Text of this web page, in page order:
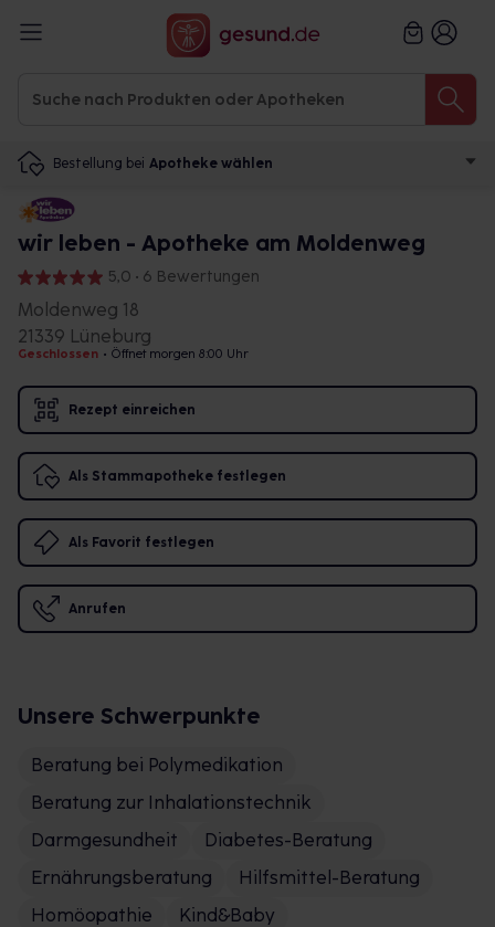
Bestellung bei Apotheke wählen
wir leben - Apotheke am Moldenweg
5,0 • 6 Bewertungen
Moldenweg 18
21339 Lüneburg
Geschlossen • Öffnet morgen 8:00 Uhr
Rezept einreichen
Als Stammapotheke festlegen
Als Favorit festlegen
Anrufen
Unsere Schwerpunkte
Beratung bei Polymedikation
Beratung zur Inhalationstechnik
Darmgesundheit
Diabetes-Beratung
Ernährungsberatung
Hilfsmittel-Beratung
Homöopathie
Kind&Baby